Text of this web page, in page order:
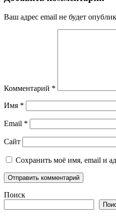
Ваш адрес email не будет
Комментарий *
Имя *
Email *
Сайт
Сохранить моё имя, email и
Поиск